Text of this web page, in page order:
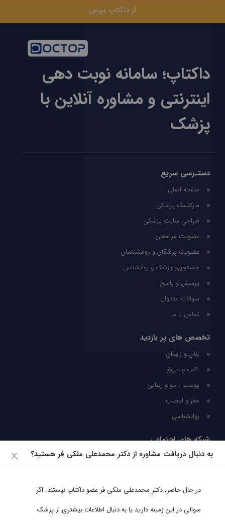
از داکتاپ بپرس
داکتاپ؛ سامانه نوبت دهی
اینترنتی و مشاوره آنلاین با
پزشک
دستـرسی سریع
صفحه اصلی
مارکتینگ پزشکی
طراحی سایت پزشکی
عضویت مراجعان
عضویت پزشکان و روانشناسان
جستجوی پزشک و روانشناس
پرسش و پاسخ
سوالات متدوال
تماس با ما
تخصص های پر بازدید
زنان و زایمان
قلب و عروق
پوست ، مو و زیبایی
مغز و اعصاب
روانشناسی
شبکه های اجتماعی
ما را در شبکه های اجتماعی دنبال کنید
به دنبال دریافت مشاوره از دکتر محمدعلی ملکی فر هستید؟
در حال حاضر، دکتر محمدعلی ملکی فر عضو داکتاپ نیستند. اگر
سوالی در این زمینه دارید یا به دنبال اطلاعات بیشتری از پزشک